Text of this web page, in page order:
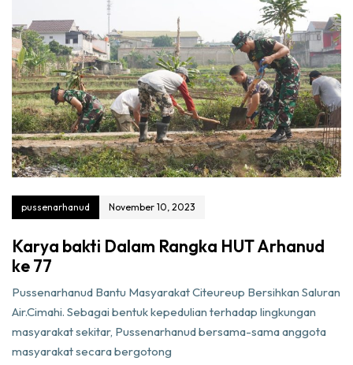
pussenarhanud November 10, 2023
Karya bakti Dalam Rangka HUT Arhanud
ke 77
Pussenarhanud Bantu Masyarakat Citeureup Bersihkan Saluran
Air.Cimahi. Sebagai bentuk kepedulian terhadap lingkungan
masyarakat sekitar, Pussenarhanud bersama-sama anggota
masyarakat secara bergotong